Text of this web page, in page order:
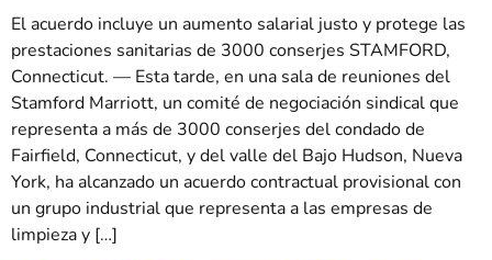
El acuerdo incluye un aumento salarial justo y protege las
prestaciones sanitarias de 3000 conserjes STAMFORD,
Connecticut. — Esta tarde, en una sala de reuniones del
Stamford Marriott, un comité de negociación sindical que
representa a más de 3000 conserjes del condado de
Fairfield, Connecticut, y del valle del Bajo Hudson, Nueva
York, ha alcanzado un acuerdo contractual provisional con
un grupo industrial que representa a las empresas de
limpieza y […]